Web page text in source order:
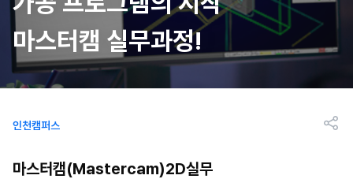
마스터캠 실무과정!
인천캠퍼스
마스터캠(Mastercam)2D실무